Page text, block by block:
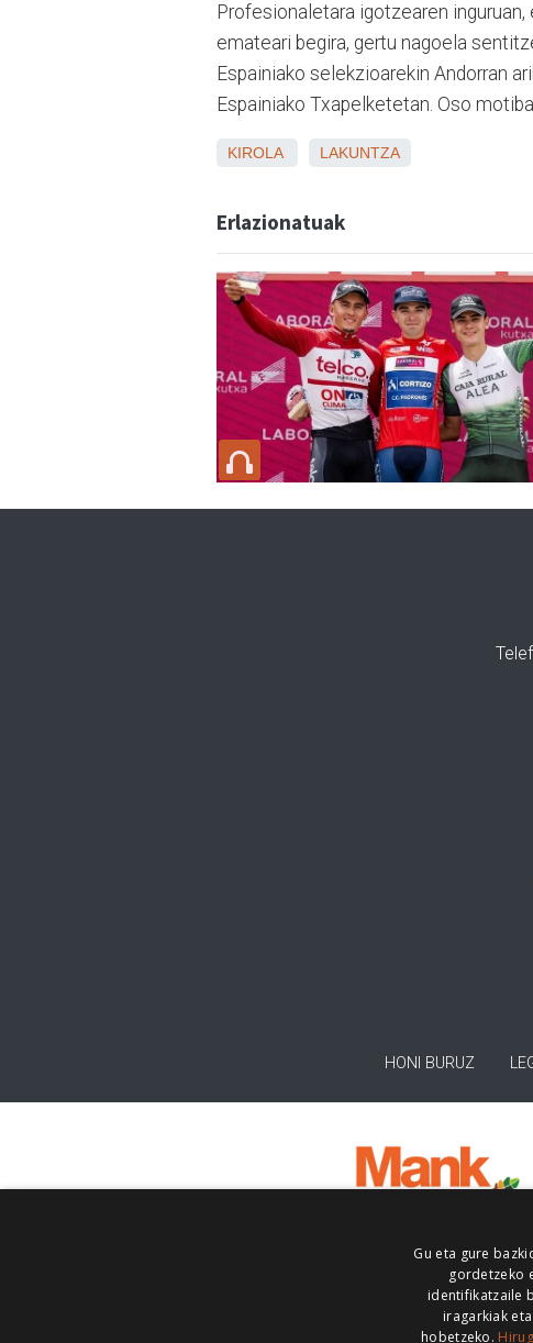
Profesionaletara igotzearen
emateari begira, gertu nagoela
Espainiako selekzioarekin Andorran
Espainiako Txapelketetan. Oso
KIROLA LAKUNTZA
Erlazionatuak
HONI BURUZ
Gu eta gure
gordetzeko
identifikatzaile
iragarkiak
hobetzeko.